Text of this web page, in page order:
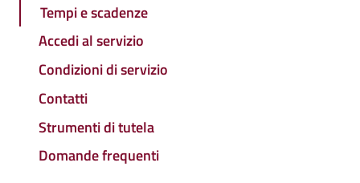
Tempi e scadenze
Accedi al servizio
Condizioni di servizio
Contatti
Strumenti di tutela
Domande frequenti